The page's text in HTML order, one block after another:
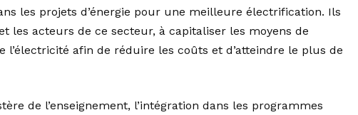
les projets d’énergie pour une meilleure électrification. Ils
les acteurs de ce secteur, à capitaliser les moyens de
afin de réduire les coûts et d’atteindre le plus de
de l’enseignement, l’intégration dans les programmes